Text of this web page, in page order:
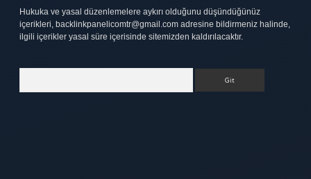
Hukuka ve yasal düzenlemelere aykırı olduğunu düşündüğünüz
içerikleri, backlinkpanelicomtr@gmail.com adresine bildirmeniz halinde,
ilgili içerikler yasal süre içerisinde sitemizden kaldırılacaktır.